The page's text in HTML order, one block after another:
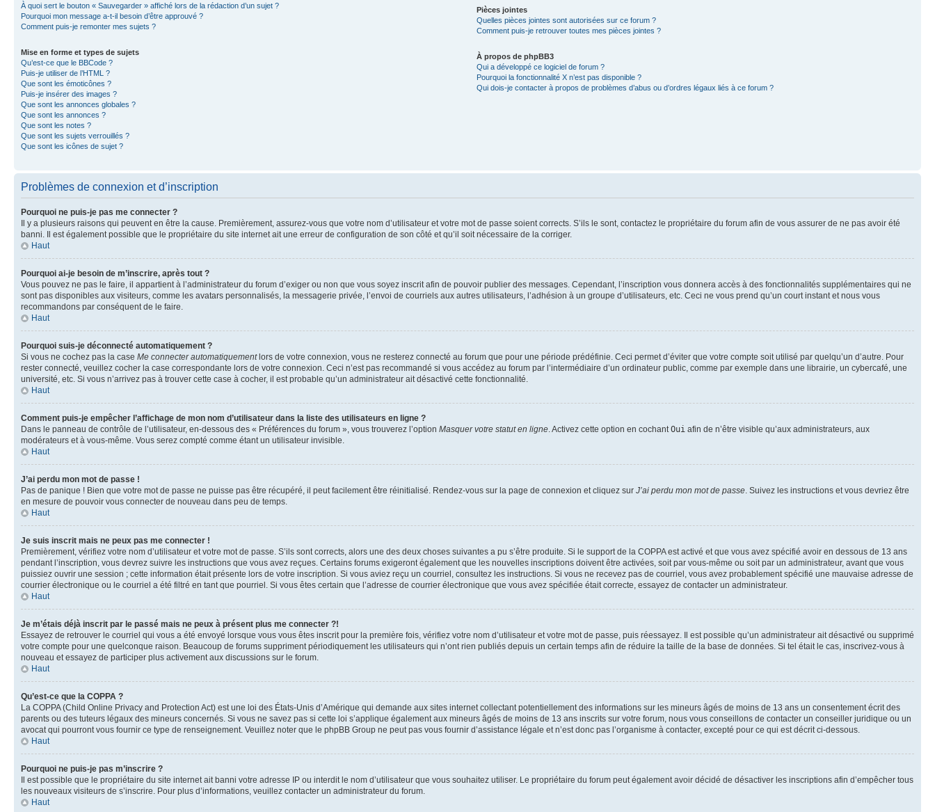
À quoi sert le bouton « Sauvegarder » affiché lors de la rédaction d’un sujet ?
Pourquoi mon message a-t-il besoin d’être approuvé ?
Comment puis-je remonter mes sujets ?
Mise en forme et types de sujets
Qu’est-ce que le BBCode ?
Puis-je utiliser de l’HTML ?
Que sont les émoticônes ?
Puis-je insérer des images ?
Que sont les annonces globales ?
Que sont les annonces ?
Que sont les notes ?
Que sont les sujets verrouillés ?
Que sont les icônes de sujet ?
Pièces jointes
Quelles pièces jointes sont autorisées sur ce forum ?
Comment puis-je retrouver toutes mes pièces jointes ?
À propos de phpBB3
Qui a développé ce logiciel de forum ?
Pourquoi la fonctionnalité X n’est pas disponible ?
Qui dois-je contacter à propos de problèmes d’abus ou d’ordres légaux liés à ce forum ?
Problèmes de connexion et d’inscription
Pourquoi ne puis-je pas me connecter ?
Il y a plusieurs raisons qui peuvent en être la cause. Premièrement, assurez-vous que votre nom d’utilisateur et votre mot de passe soient corrects. S’ils le sont, contactez le propriétaire du forum afin de vous assurer de ne pas avoir été
banni. Il est également possible que le propriétaire du site internet ait une erreur de configuration de son côté et qu’il soit nécessaire de la corriger.
Haut
Pourquoi ai-je besoin de m’inscrire, après tout ?
Vous pouvez ne pas le faire, il appartient à l’administrateur du forum d’exiger ou non que vous soyez inscrit afin de pouvoir publier des messages. Cependant, l’inscription vous donnera accès à des fonctionnalités supplémentaires qui ne
sont pas disponibles aux visiteurs, comme les avatars personnalisés, la messagerie privée, l’envoi de courriels aux autres utilisateurs, l’adhésion à un groupe d’utilisateurs, etc. Ceci ne vous prend qu’un court instant et nous vous
recommandons par conséquent de le faire.
Haut
Pourquoi suis-je déconnecté automatiquement ?
Si vous ne cochez pas la case Me connecter automatiquementlors de votre connexion, vous ne resterez connecté au forum que pour une période prédéfinie. Ceci permet d’éviter que votre compte soit utilisé par quelqu’un d’autre. Pour
rester connecté, veuillez cocher la case correspondante lors de votre connexion. Ceci n’est pas recommandé si vous accédez au forum par l’intermédiaire d’un ordinateur public, comme par exemple dans une librairie, un cybercafé, une
université, etc. Si vous n’arrivez pas à trouver cette case à cocher, il est probable qu’un administrateur ait désactivé cette fonctionnalité.
Haut
Comment puis-je empêcher l’affichage de mon nom d’utilisateur dans la liste des utilisateurs en ligne ?
Dans le panneau de contrôle de l’utilisateur, en-dessous des « Préférences du forum », vous trouverez l’option Masquer votre statut en ligne . Activez cette option en cochant Oui afin de n’être visible qu’aux administrateurs, aux
modérateurs et à vous-même. Vous serez compté comme étant un utilisateur invisible.
Haut
J’ai perdu mon mot de passe !
Pas de panique ! Bien que votre mot de passe ne puisse pas être récupéré, il peut facilement être réinitialisé. Rendez-vous sur la page de connexion et cliquez sur J’ai perdu mon mot de passe . Suivez les instructions et vous devriez être
en mesure de pouvoir vous connecter de nouveau dans peu de temps.
Haut
Je suis inscrit mais ne peux pas me connecter !
Premièrement, vérifiez votre nom d’utilisateur et votre mot de passe. S’ils sont corrects, alors une des deux choses suivantes a pu s’être produite. Si le support de la COPPA est activé et que vous avez spécifié avoir en dessous de 13 ans
pendant l’inscription, vous devrez suivre les instructions que vous avez reçues. Certains forums exigeront également que les nouvelles inscriptions doivent être activées, soit par vous-même ou soit par un administrateur, avant que vous
puissiez ouvrir une session ; cette information était présente lors de votre inscription. Si vous aviez reçu un courriel, consultez les instructions. Si vous ne recevez pas de courriel, vous avez probablement spécifié une mauvaise adresse de
courrier électronique ou le courriel a été filtré en tant que pourriel. Si vous êtes certain que l’adresse de courrier électronique que vous avez spécifiée était correcte, essayez de contacter un administrateur.
Haut
Je m’étais déjà inscrit par le passé mais ne peux à présent plus me connecter ?!
Essayez de retrouver le courriel qui vous a été envoyé lorsque vous vous êtes inscrit pour la première fois, vérifiez votre nom d’utilisateur et votre mot de passe, puis réessayez. Il est possible qu’un administrateur ait désactivé ou supprimé
votre compte pour une quelconque raison. Beaucoup de forums suppriment périodiquement les utilisateurs qui n’ont rien publiés depuis un certain temps afin de réduire la taille de la base de données. Si tel était le cas, inscrivez-vous à
nouveau et essayez de participer plus activement aux discussions sur le forum.
Haut
Qu’est-ce que la COPPA ?
La COPPA (Child Online Privacy and Protection Act) est une loi des États-Unis d’Amérique qui demande aux sites internet collectant potentiellement des informations sur les mineurs âgés de moins de 13 ans un consentement écrit des
parents ou des tuteurs légaux des mineurs concernés. Si vous ne savez pas si cette loi s’applique également aux mineurs âgés de moins de 13 ans inscrits sur votre forum, nous vous conseillons de contacter un conseiller juridique ou un
avocat qui pourront vous fournir ce type de renseignement. Veuillez noter que le phpBB Group ne peut pas vous fournir d’assistance légale et n’est donc pas l’organisme à contacter, excepté pour ce qui est décrit ci-dessous.
Haut
Pourquoi ne puis-je pas m’inscrire ?
Il est possible que le propriétaire du site internet ait banni votre adresse IP ou interdit le nom d’utilisateur que vous souhaitez utiliser. Le propriétaire du forum peut également avoir décidé de désactiver les inscriptions afin d’empêcher tous
les nouveaux visiteurs de s’inscrire. Pour plus d’informations, veuillez contacter un administrateur du forum.
Haut